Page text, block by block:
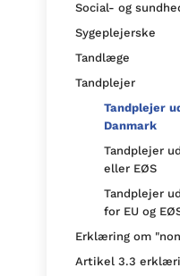
Social- og
Sygeplejerske
Tandlæge
Tandplejer
Tandplejer
Danmark
Tandplejer
eller EØS
Tandplejer
for EU og
Erklæring om
Artikel 3.3